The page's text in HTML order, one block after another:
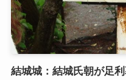
結城城：結城氏朝が足